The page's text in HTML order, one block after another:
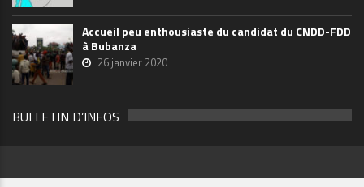
Accueil peu enthousiaste du candidat du CNDD-FDD
à Bubanza
26 janvier 2020
BULLETIN D’INFOS